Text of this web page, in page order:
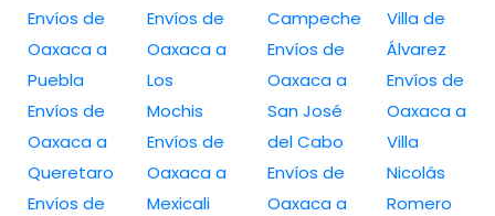
Envíos de
Oaxaca a
Puebla
Envíos de
Oaxaca a
Queretaro
Envíos de
Envíos de
Oaxaca a
Los
Mochis
Envíos de
Oaxaca a
Mexicali
Campeche
Envíos de
Oaxaca a
San José
del Cabo
Envíos de
Oaxaca a
Villa de
Álvarez
Envíos de
Oaxaca a
Villa
Nicolás
Romero